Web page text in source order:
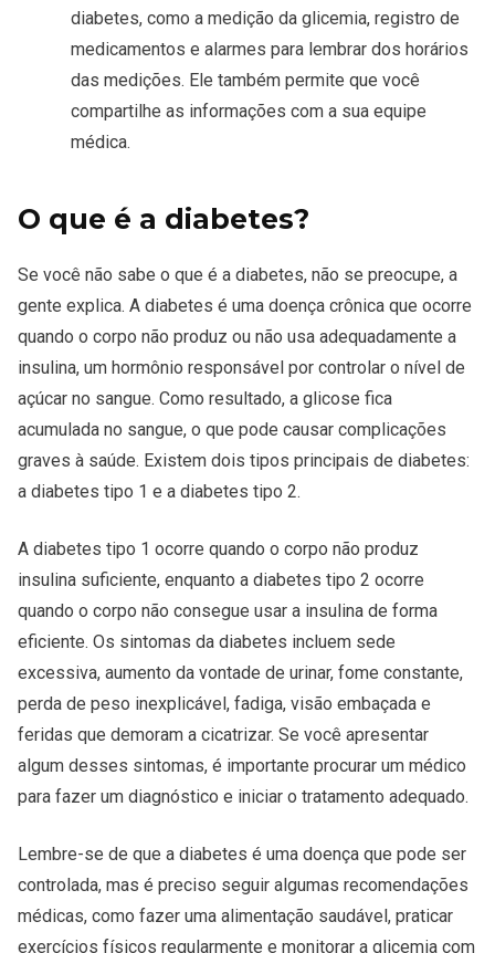
diabetes, como a medição da glicemia, registro de
medicamentos e alarmes para lembrar dos horários
das medições. Ele também permite que você
compartilhe as informações com a sua equipe
médica.
O que é a diabetes?
Se você não sabe o que é a diabetes, não se preocupe, a
gente explica. A diabetes é uma doença crônica que ocorre
quando o corpo não produz ou não usa adequadamente a
insulina, um hormônio responsável por controlar o nível de
açúcar no sangue. Como resultado, a glicose fica
acumulada no sangue, o que pode causar complicações
graves à saúde. Existem dois tipos principais de diabetes:
a diabetes tipo 1 e a diabetes tipo 2.
A diabetes tipo 1 ocorre quando o corpo não produz
insulina suficiente, enquanto a diabetes tipo 2 ocorre
quando o corpo não consegue usar a insulina de forma
eficiente. Os sintomas da diabetes incluem sede
excessiva, aumento da vontade de urinar, fome constante,
perda de peso inexplicável, fadiga, visão embaçada e
feridas que demoram a cicatrizar. Se você apresentar
algum desses sintomas, é importante procurar um médico
para fazer um diagnóstico e iniciar o tratamento adequado.
Lembre-se de que a diabetes é uma doença que pode ser
controlada, mas é preciso seguir algumas recomendações
médicas, como fazer uma alimentação saudável, praticar
exercícios físicos regularmente e monitorar a glicemia com